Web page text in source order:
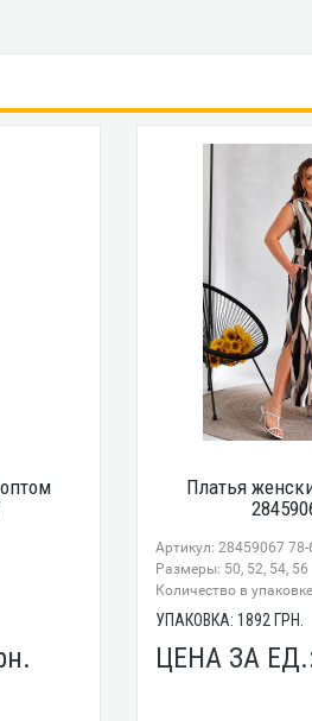
Платья
Артикул: 28459067 78-
Размеры: 50, 52, 54, 56
Количество в
УПАКОВКА: 1892 ГРН.
ЦЕНА ЗА ЕД.: